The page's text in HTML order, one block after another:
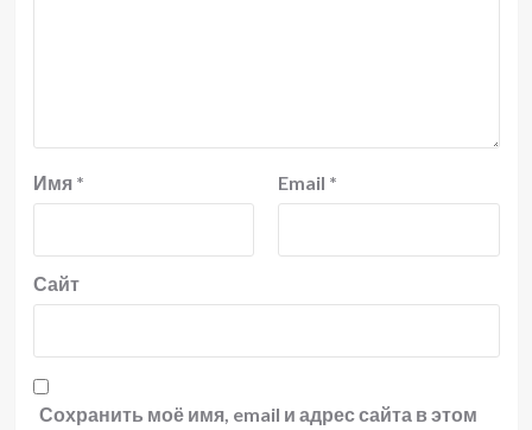
Имя * Email *
Сайт
Сохранить моё имя, email и адрес сайта в этом